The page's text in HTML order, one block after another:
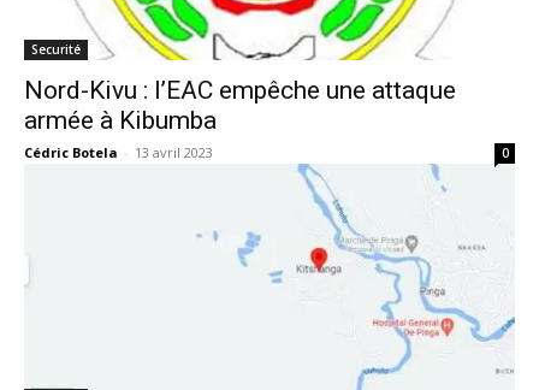
Securité
Nord-Kivu : l’EAC empêche une attaque
armée à Kibumba
Cédric Botela - 13 avril 2023 0